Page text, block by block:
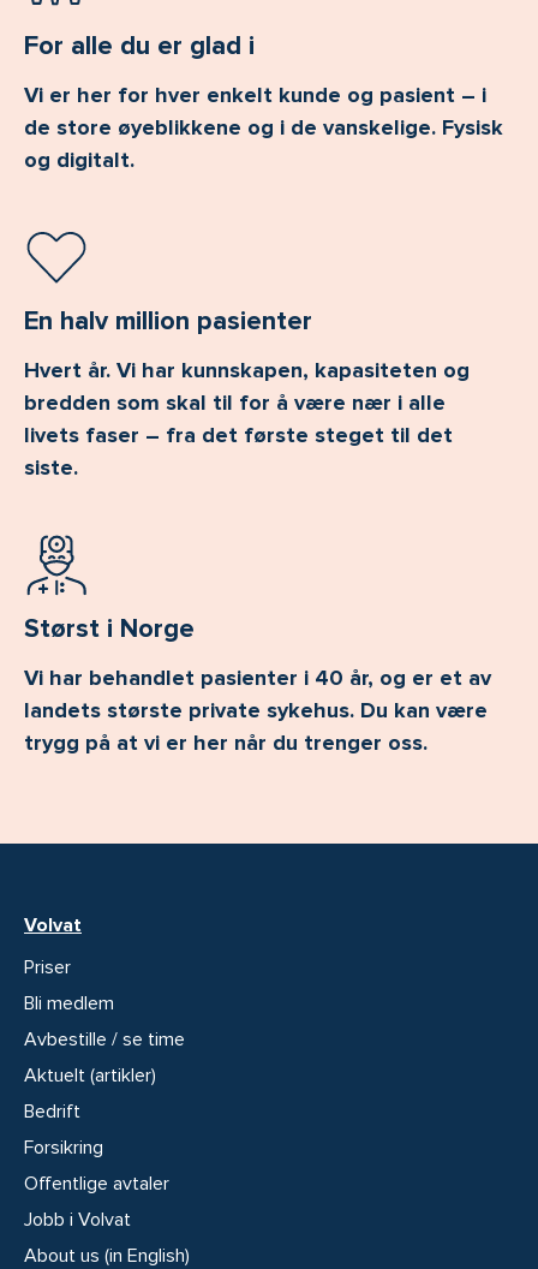
For alle du er glad i
Vi er her for hver enkelt kunde og pasient – i
de store øyeblikkene og i de vanskelige. Fysisk
og digitalt.
En halv million pasienter
Hvert år. Vi har kunnskapen, kapasiteten og
bredden som skal til for å være nær i alle
livets faser – fra det første steget til det
siste.
Størst i Norge
Vi har behandlet pasienter i 40 år, og er et av
landets største private sykehus. Du kan være
trygg på at vi er her når du trenger oss.
Volvat
Priser
Bli medlem
Avbestille / se time
Aktuelt (artikler)
Bedrift
Forsikring
Offentlige avtaler
Jobb i Volvat
About us (in English)